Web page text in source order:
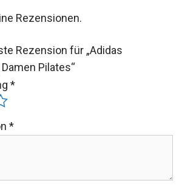
Rezensionen.
Rezension für „Adidas
Pilates“
*
*